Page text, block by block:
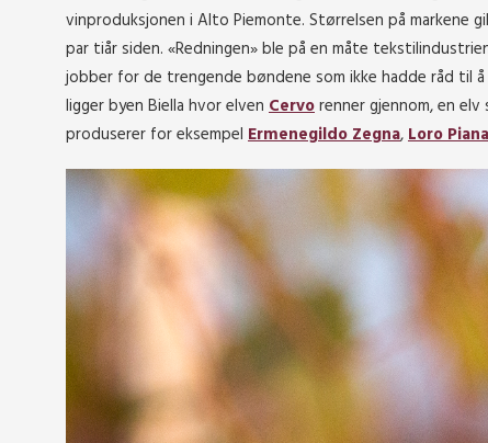
vinproduksjonen i Alto Piemonte. Størrelsen på
par tiår siden. «Redningen» ble på en måte
jobber for de trengende bøndene som ikke hadde råd til
ligger byen Biella hvor elven Cervorenner gjennom, en
produserer for eksempel Ermenegildo Zegna,Loro Piana